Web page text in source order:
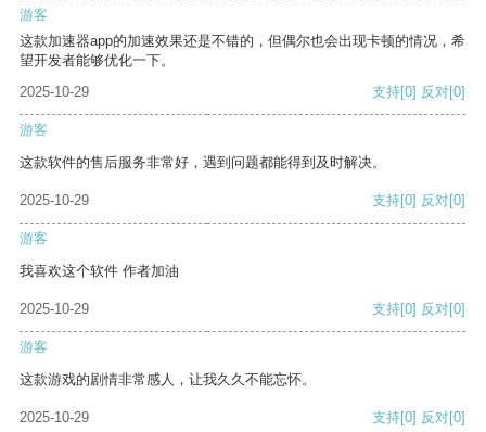
游客
这款加速器app的加速效果还是不错的，但偶尔也会出现卡顿的情况，希
望开发者能够优化一下。
2025-10-29
支持[0] 反对[0]
游客
这款软件的售后服务非常好，遇到问题都能得到及时解决。
2025-10-29 支持[0] 反对[0]
游客
我喜欢这个软件 作者加油
2025-10-29 支持[0] 反对[0]
游客
这款游戏的剧情非常感人，让我久久不能忘怀。
2025-10-29 支持[0] 反对[0]